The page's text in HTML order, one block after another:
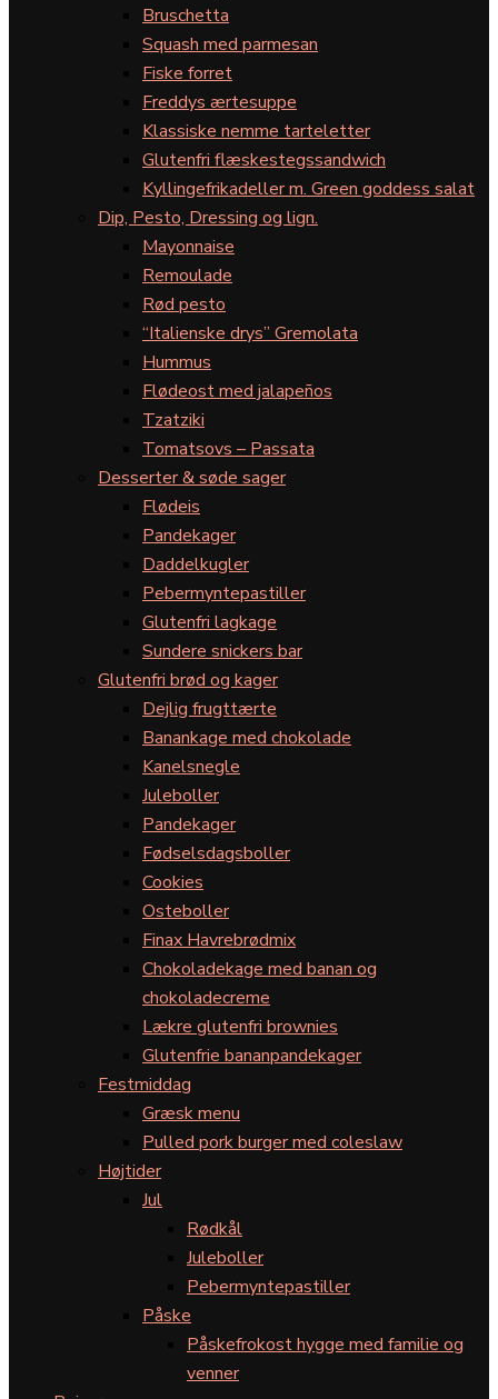
Bruschetta
Squash med parmesan
Fiske forret
Freddys ærtesuppe
Klassiske nemme tarteletter
Glutenfri flæskestegssandwich
Kyllingefrikadeller m. Green goddess salat
Dip, Pesto, Dressing og lign.
Mayonnaise
Remoulade
Rød pesto
“Italienske drys” Gremolata
Hummus
Flødeost med jalapeños
Tzatziki
Tomatsovs – Passata
Desserter & søde sager
Flødeis
Pandekager
Daddelkugler
Pebermyntepastiller
Glutenfri lagkage
Sundere snickers bar
Glutenfri brød og kager
Dejlig frugttærte
Banankage med chokolade
Kanelsnegle
Juleboller
Pandekager
Fødselsdagsboller
Cookies
Osteboller
Finax Havrebrødmix
Chokoladekage med banan og
chokoladecreme
Lækre glutenfri brownies
Glutenfrie bananpandekager
Festmiddag
Græsk menu
Pulled pork burger med coleslaw
Højtider
Jul
Rødkål
Juleboller
Pebermyntepastiller
Påske
Påskefrokost hygge med familie og
venner